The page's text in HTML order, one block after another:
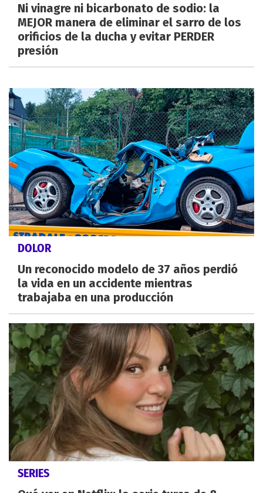
Ni vinagre ni bicarbonato de sodio: la
MEJOR manera de eliminar el sarro de los
orificios de la ducha y evitar PERDER
presión
DOLOR
Un reconocido modelo de 37 años perdió
la vida en un accidente mientras
trabajaba en una producción
SERIES